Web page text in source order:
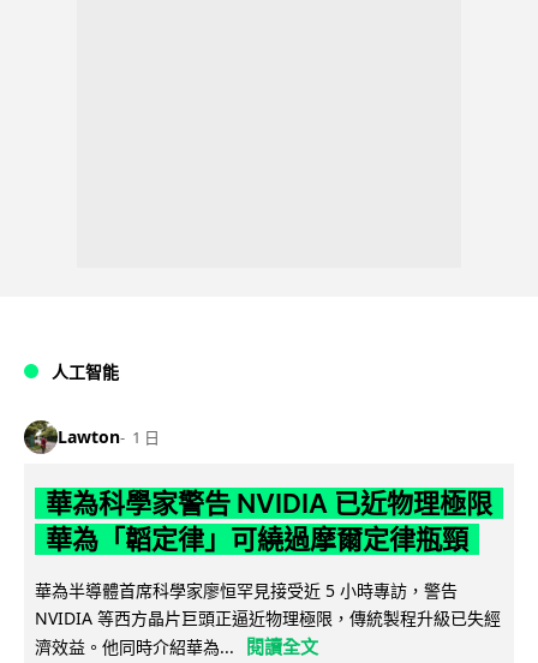
人工智能
Lawton 1 日
華為科學家警告 NVIDIA 已近物理極限
華為「韜定律」可繞過摩爾定律瓶頸
華為半導體首席科學家廖恒罕見接受近 5 小時專訪，警告
NVIDIA 等西方晶片巨頭正逼近物理極限，傳統製程升級已失經
濟效益。他同時介紹華為...
閱讀全文